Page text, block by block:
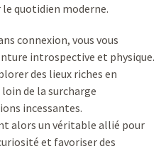
quotidien moderne.
connexion, vous vous
introspective et physique.
des lieux riches en
de la surcharge
incessantes.
alors un véritable allié pour
et favoriser des